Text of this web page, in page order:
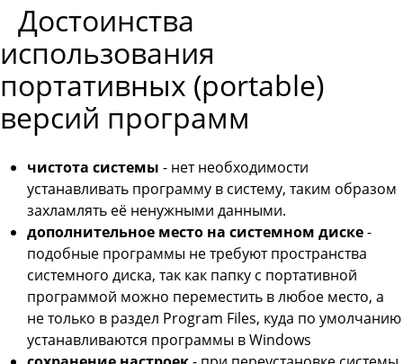
Достоинства
использования
портативных (portable)
версий программ
чистота системы - нет необходимости
устанавливать программу в систему, таким образом
захламлять её ненужными данными.
дополнительное место на системном диске-
подобные программы не требуют пространства
системного диска, так как папку с портативной
программой можно переместить в любое место, а
не только в раздел Program Files, куда по умолчанию
устанавливаются программы в Windows